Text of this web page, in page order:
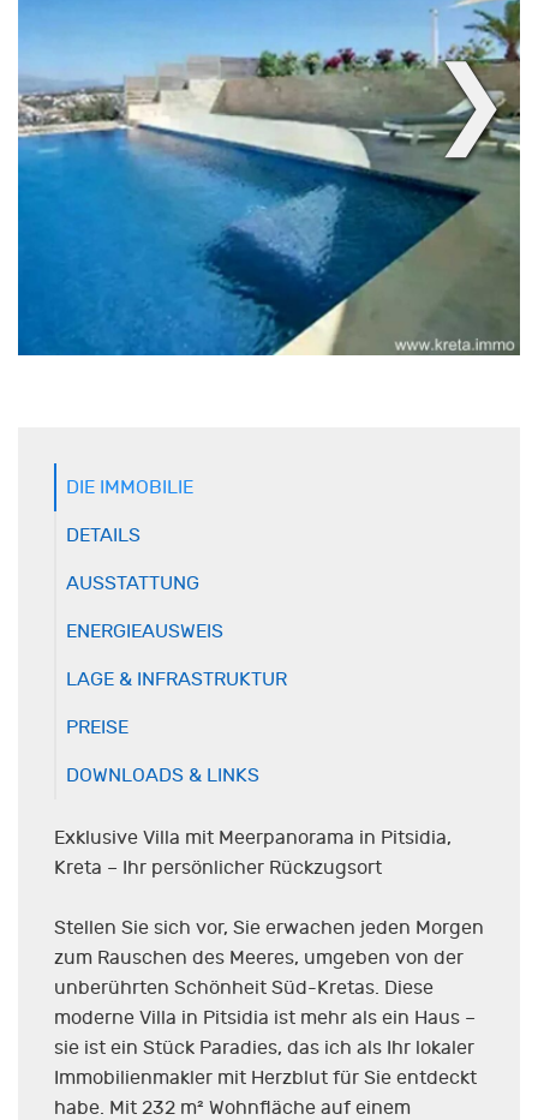
❯
DIE IMMOBILIE
DETAILS
AUSSTATTUNG
ENERGIEAUSWEIS
LAGE & INFRASTRUKTUR
PREISE
DOWNLOADS & LINKS
Exklusive Villa mit Meerpanorama in Pitsidia,
Kreta – Ihr persönlicher Rückzugsort
Stellen Sie sich vor, Sie erwachen jeden Morgen
zum Rauschen des Meeres, umgeben von der
unberührten Schönheit Süd-Kretas. Diese
moderne Villa in Pitsidia ist mehr als ein Haus –
sie ist ein Stück Paradies, das ich als Ihr lokaler
Immobilienmakler mit Herzblut für Sie entdeckt
habe. Mit 232 m² Wohnfläche auf einem